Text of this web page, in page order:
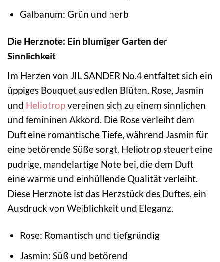
Galbanum: Grün und herb
Die Herznote: Ein blumiger Garten der
Sinnlichkeit
Im Herzen von JIL SANDER No.4 entfaltet sich ein
üppiges Bouquet aus edlen Blüten. Rose, Jasmin
und Heliotropvereinen sich zu einem sinnlichen
und femininen Akkord. Die Rose verleiht dem
Duft eine romantische Tiefe, während Jasmin für
eine betörende Süße sorgt. Heliotrop steuert eine
pudrige, mandelartige Note bei, die dem Duft
eine warme und einhüllende Qualität verleiht.
Diese Herznote ist das Herzstück des Duftes, ein
Ausdruck von Weiblichkeit und Eleganz.
Rose: Romantisch und tiefgründig
Jasmin: Süß und betörend